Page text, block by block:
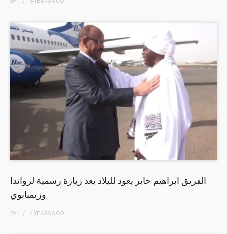
الفريق ابراهيم جابر يعود للبلاد بعد زيارة رسمية لرواندا
وزيمبابوي
BY 4 YEARSAGO